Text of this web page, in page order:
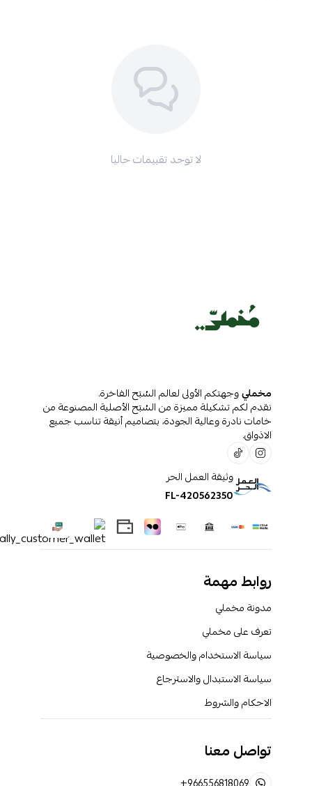
لا توجد تقييمات حاليا
مخمليوجهتكم الأولى لعالم السُبَح الفاخرة.
نقدم لكم تشكيلة مميزة من السُبَح الأصلية المصنوعة من
خامات نادرة وعالية الجودة، بتصاميم أنيقة تناسب جميع
الاذواق.
وثيقة العمل الحر
FL-420562350
روابط مهمة
مدونة مخملي
تعرف على مخملي
سياسة الاستخدام والخصوصية
سياسة الاستبدال والاسترجاع
الاحكام والشروط
تواصل معنا